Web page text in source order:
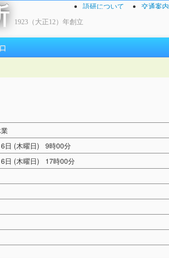
1923（大正12）年創立
語研について 交通案内
日 (木曜日) 9時00分
日 (木曜日) 17時00分